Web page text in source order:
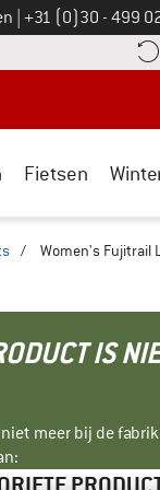
Bel ons op
+31 (0)30 - 499
hier!
Fietsen
/ Women's Fujitrail
IS
meer bij de